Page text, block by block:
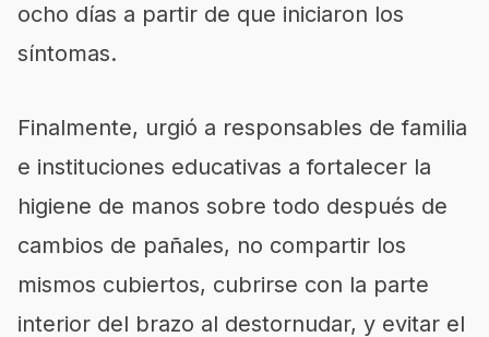
ocho días a partir de que iniciaron los
síntomas.
Finalmente, urgió a responsables de familia
e instituciones educativas a fortalecer la
higiene de manos sobre todo después de
cambios de pañales, no compartir los
mismos cubiertos, cubrirse con la parte
interior del brazo al destornudar, y evitar el